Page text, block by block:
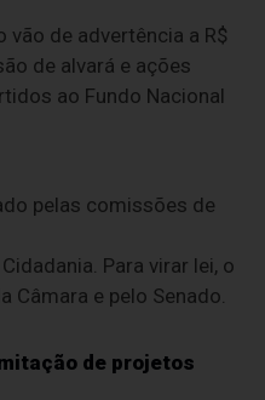
de advertência a R$
de alvará e ações
ao Fundo Nacional
pelas comissões de
Para virar lei, o
Câmara e pelo Senado.
de projetos